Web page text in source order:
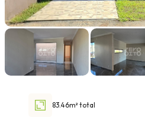
Faixa de valor
30.000,00
83.46m² total